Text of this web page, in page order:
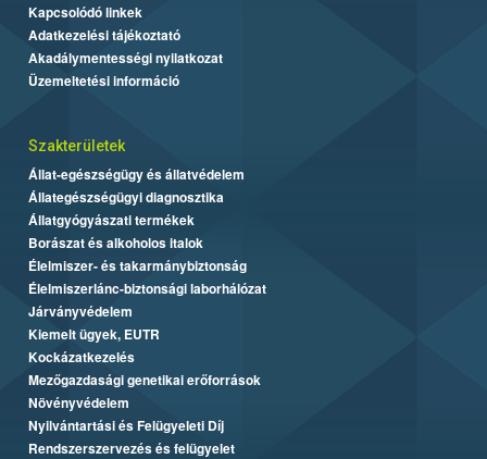
Kapcsolódó linkek
Adatkezelési tájékoztató
Akadálymentességi nyilatkozat
Üzemeltetési információ
Szakterületek
Állat-egészségügy és állatvédelem
Állategészségügyi diagnosztika
Állatgyógyászati termékek
Borászat és alkoholos italok
Élelmiszer- és takarmánybiztonság
Élelmiszerlánc-biztonsági laborhálózat
Járványvédelem
Kiemelt ügyek, EUTR
Kockázatkezelés
Mezőgazdasági genetikai erőforrások
Növényvédelem
Nyilvántartási és Felügyeleti Díj
Rendszerszervezés és felügyelet